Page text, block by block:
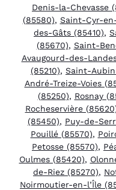
Denis-la-Chevasse
(85580), Saint-Cyr-
des-Gâts (85410),
(85670), Saint-
Avaugourd-des-
(85210), Saint-
André-Treize-Voies
(85250), Rosnay
Rocheservière
(85450), Puy-de-
Pouillé (85570),
Petosse (85570),
Oulmes (85420),
de-Riez (85270),
Noirmoutier-en-l’Île